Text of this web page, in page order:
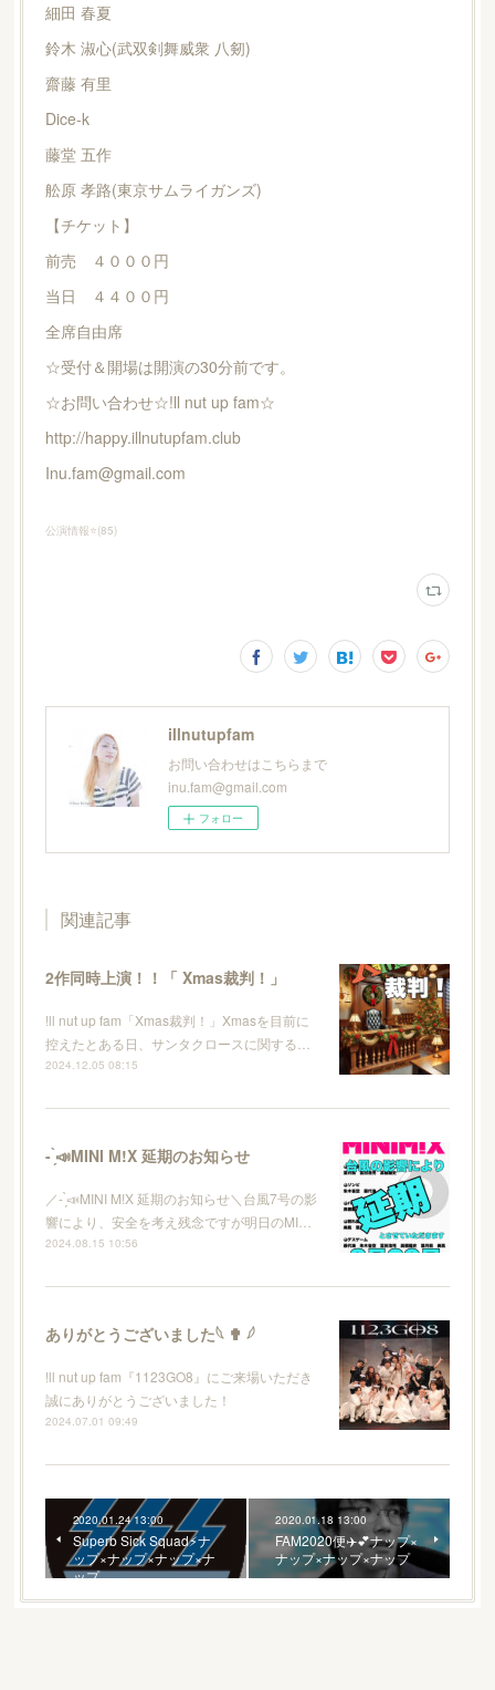
細田 春夏
鈴木 淑心(武双剣舞威衆 八剱)
齋藤 有里
Dice-k
藤堂 五作
舩原 孝路(東京サムライガンズ)
【チケット】
前売 ４０００円
当日 ４４００円
全席自由席
☆受付＆開場は開演の30分前です。
☆お問い合わせ☆!ll nut up fam☆
http://happy.illnutupfam.club
Inu.fam@gmail.com
公演情報⭐️(85)
illnutupfam
お問い合わせはこちらまで
inu.fam@gmail.com
フォロー
関連記事
2作同時上演！！「 Xmas裁判！」
!ll nut up fam「Xmas裁判！」Xmasを目前に
控えたとある日、サンタクロースに関する…
2024.12.05 08:15
- ̗̀📣MINI M!X 延期のお知らせ
／- ̗̀📣MINI M!X 延期のお知らせ＼台風7号の影
響により、安全を考え残念ですが明日のMI…
2024.08.15 10:56
ありがとうございました𓆩 ✟ 𓆪
!ll nut up fam『1123GO8』にご来場いただき
誠にありがとうございました！
2024.07.01 09:49
2020.01.24 13:00
Superb Sick Squad⚡️ナ
ップ×ナップ×ナップ×ナ
ップ
2020.01.18 13:00
FAM2020便✈️💕ナップ×
ナップ×ナップ×ナップ